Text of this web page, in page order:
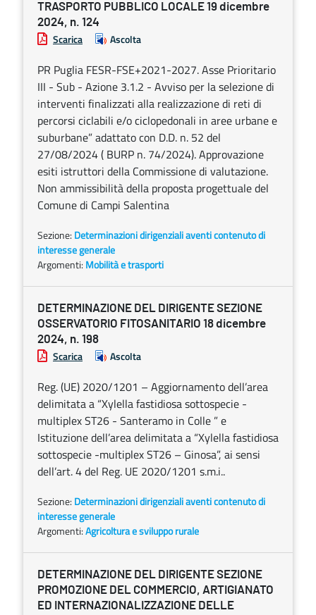
TRASPORTO PUBBLICO LOCALE 19 dicembre
2024, n. 124
Scarica Ascolta
PR Puglia FESR-FSE+2021-2027. Asse Prioritario
III - Sub - Azione 3.1.2 - Avviso per la selezione di
interventi finalizzati alla realizzazione di reti di
percorsi ciclabili e/o ciclopedonali in aree urbane e
suburbane” adattato con D.D. n. 52 del
27/08/2024 ( BURP n. 74/2024). Approvazione
esiti istruttori della Commissione di valutazione.
Non ammissibilità della proposta progettuale del
Comune di Campi Salentina
Sezione: Determinazioni dirigenziali aventi contenuto di
interesse generale
Argomenti: Mobilità e trasporti
DETERMINAZIONE DEL DIRIGENTE SEZIONE
OSSERVATORIO FITOSANITARIO 18 dicembre
2024, n. 198
Scarica Ascolta
Reg. (UE) 2020/1201 – Aggiornamento dell’area
delimitata a “Xylella fastidiosa sottospecie -
multiplex ST26 - Santeramo in Colle ” e
Istituzione dell’area delimitata a “Xylella fastidiosa
sottospecie -multiplex ST26 – Ginosa”, ai sensi
dell’art. 4 del Reg. UE 2020/1201 s.m.i..
Sezione: Determinazioni dirigenziali aventi contenuto di
interesse generale
Argomenti:Agricoltura e sviluppo rurale
DETERMINAZIONE DEL DIRIGENTE SEZIONE
PROMOZIONE DEL COMMERCIO, ARTIGIANATO
ED INTERNAZIONALIZZAZIONE DELLE